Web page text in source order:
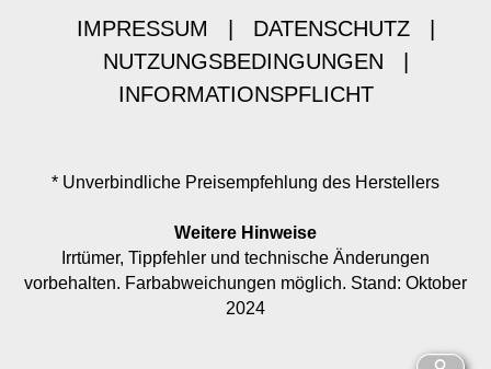
IMPRESSUM DATENSCHUTZ
NUTZUNGSBEDINGUNGEN
INFORMATIONSPFLICHT
* Unverbindliche Preisempfehlung des Herstellers
Weitere Hinweise
Irrtümer, Tippfehler und technische Änderungen
vorbehalten. Farbabweichungen möglich. Stand: Oktober
2024